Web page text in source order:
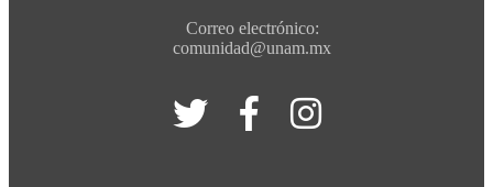
Correo electrónico:
comunidad@unam.mx